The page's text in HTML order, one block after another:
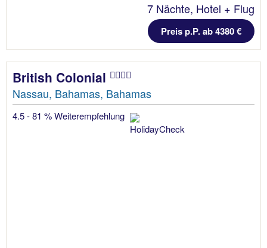
7 Nächte, Hotel + Flug
Preis p.P. ab 4380 €
British Colonial
Nassau, Bahamas, Bahamas
4.5 - 81 % Weiterempfehlung